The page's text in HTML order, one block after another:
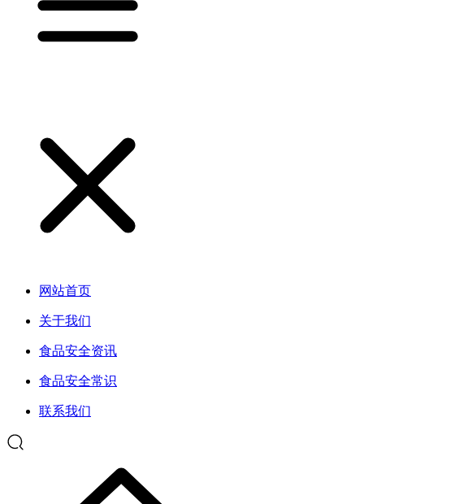
网站首页
关于我们
食品安全资讯
食品安全常识
联系我们